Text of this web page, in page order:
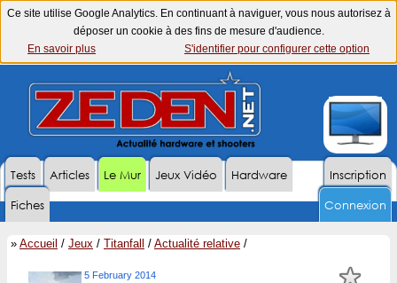
Ce site utilise Google Analytics. En continuant à naviguer, vous nous autorisez à
déposer un cookie à des fins de mesure d'audience.
En savoir plus
S'identifier pour configurer cette option
Inscription
Tests Articles Le Mur Jeux Vidéo
Hardware
Fiches
Connexion
» Accueil / Jeux / Titanfall / Actualité relative /
5 February 2014